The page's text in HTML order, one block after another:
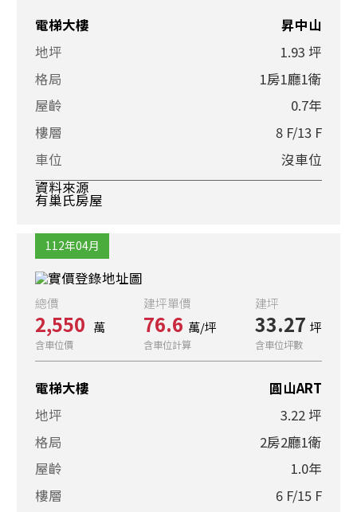
電梯大樓
昇中山
地坪
1.93 坪
格局
1房1廳1衛
屋齡
0.7年
樓層
8 F/13 F
車位
沒車位
資料來源
有巢氏房屋
112年04月
總價
2,550 萬
含車位價
建坪單價
76.6 萬/坪
含車位計算
建坪
33.27 坪
含車位坪數
電梯大樓
圓山ART
地坪
3.22 坪
格局
2房2廳1衛
屋齡
1.0年
樓層
6 F/15 F